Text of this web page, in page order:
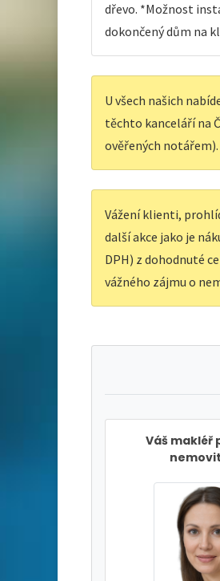
dřevo. *Možnost
dokončený dům na
U všech našich
těchto kanceláří na
ověřených notářem).
Vážení klienti,
další akce jako je
DPH) z dohodnuté
vážného zájmu o
Váš makléř